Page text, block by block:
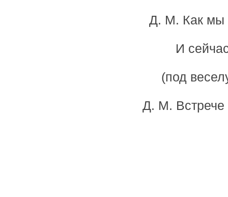
Д. М. Как мы
И
(под
Д. М. Встрече